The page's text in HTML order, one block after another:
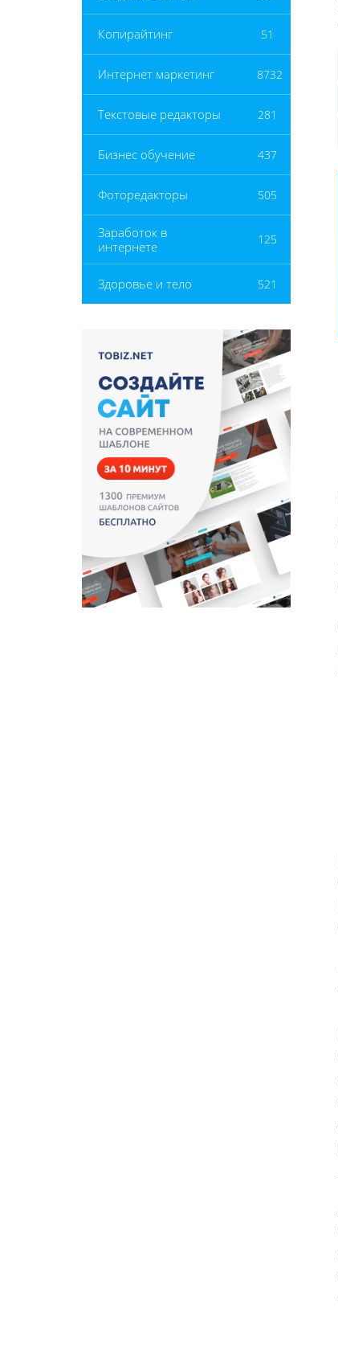
Копирайтинг 51
Интернет маркетинг 8732
Текстовые редакторы 281
Бизнес обучение 437
Фоторедакторы 505
Заработок в
интернете
125
Здоровье и тело 521